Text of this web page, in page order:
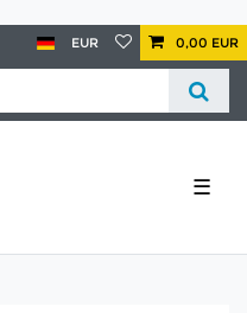
EUR 0,00 EUR
☰